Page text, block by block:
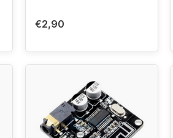
€2,90